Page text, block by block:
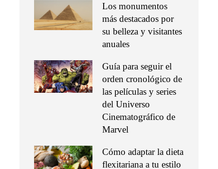
Los monumentos
más destacados por
su belleza y visitantes
anuales
Guía para seguir el
orden cronológico de
las películas y series
del Universo
Cinematográfico de
Marvel
Cómo adaptar la dieta
flexitariana a tu estilo